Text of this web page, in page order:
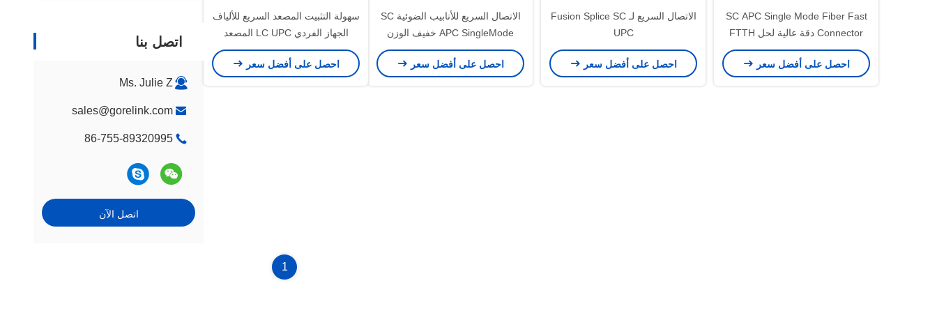
ملحقات الاتصالات
اتصل بنا
Ms. Julie Z
sales@gorelink.com
86-755-89320995
اتصل الآن
SC APC Single Mode Fiber Fast
Connector دقة عالية لحل FTTH
احصل على أفضل سعر
الاتصال السريع لـ Fusion Splice SC
UPC
احصل على أفضل سعر
الاتصال السريع للأنابيب الضوئية SC
APC SingleMode خفيف الوزن
احصل على أفضل سعر
سهولة التثبيت المصعد السريع للألياف
الجهاز الفردي LC UPC المصعد
للألياف
احصل على أفضل سعر
1